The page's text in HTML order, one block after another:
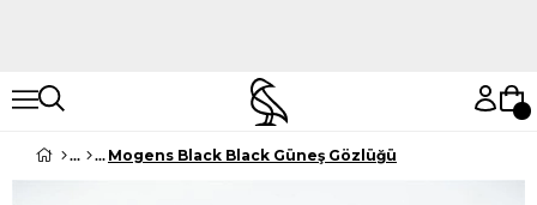
Mogens Black Black Güneş Gözlüğü